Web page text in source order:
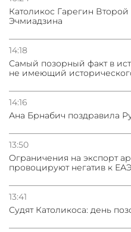
Католикос Гарегин
Эчмиадзина
14:18
Самый позорный факт в
не имеющий
14:16
Ана Брнабич поздравила
13:50
Oграничения на экспорт
провоцируют негатив к
13:41
Судят Католикоса: день